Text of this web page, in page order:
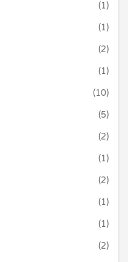
(1)
(1)
(2)
(1)
(10)
(5)
(2)
(1)
(2)
(1)
(1)
(2)